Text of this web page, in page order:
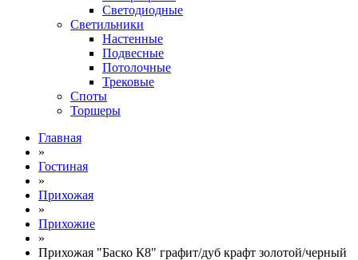
Светодиодные
Светильники
Настенные
Подвесные
Потолочные
Трековые
Споты
Торшеры
Главная
»
Гостиная
»
Прихожая
»
Прихожие
»
Прихожая "Баско К8" графит/дуб крафт золотой/черный